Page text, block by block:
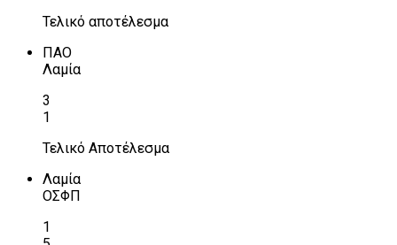
Τελικό αποτέλεσμα
ΠΑΟ
Λαμία
3
1
Τελικό Αποτέλεσμα
Λαμία
ΟΣΦΠ
1